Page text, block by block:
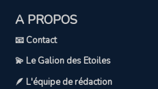
A PROPOS
📧 Contact
💫 Le Galion des Etoiles
🪶 L'équipe de rédaction